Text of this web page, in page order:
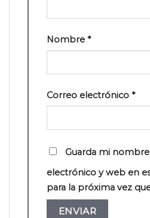
Nombre *
Correo electrónico *
Guarda mi
electrónico y web en
para la próxima vez